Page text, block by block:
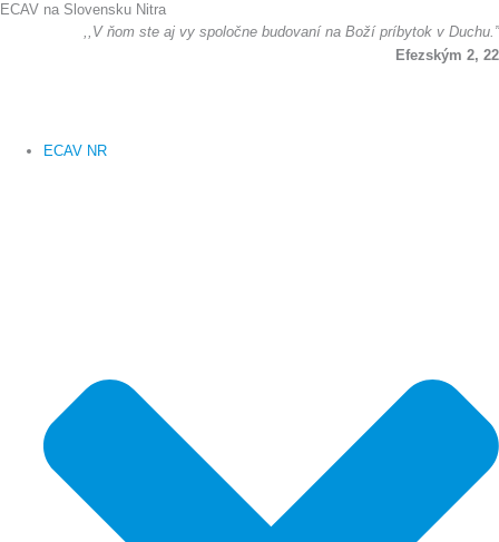
Preskočiť
ECAV na Slovensku Nitra
,,V ňom ste aj vy spoločne budovaní na Boží príbytok v Duchu.”
Efezským 2, 22
ECAV NR